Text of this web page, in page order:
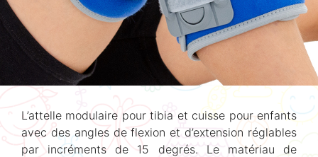
L’attelle modulaire pour tibia et cuisse pour enfants
avec des angles de flexion et d’extension réglables
par incréments de 15 degrés. Le matériau de